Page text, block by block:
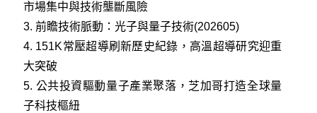
市場集中與技術壟斷風險
3. 前瞻技術脈動：光子與量子技術(202605)
4. 151K常壓超導刷新歷史紀錄，高溫超導研究迎重
大突破
5. 公共投資驅動量子產業聚落，芝加哥打造全球量
子科技樞紐